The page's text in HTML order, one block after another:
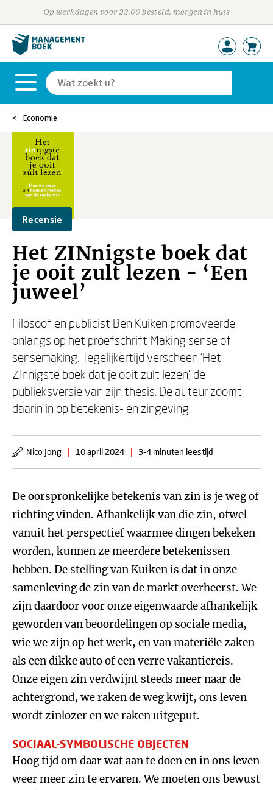
Op werkdagen voor 23:00 besteld, morgen in huis
Economie
Recensie
Het ZINnigste boek dat
je ooit zult lezen - ‘Een
juweel’
Filosoof en publicist Ben Kuiken promoveerde
onlangs op het proefschrift Making sense of
sensemaking. Tegelijkertijd verscheen ‘Het
ZInnigste boek dat je ooit zult lezen’, de
publieksversie van zijn thesis. De auteur zoomt
daarin in op betekenis- en zingeving.
Nico Jong | 10 april 2024 | 3-4 minuten leestijd
De oorspronkelijke betekenis van zin is je weg of
richting vinden. Afhankelijk van die zin, ofwel
vanuit het perspectief waarmee dingen bekeken
worden, kunnen ze meerdere betekenissen
hebben. De stelling van Kuiken is dat in onze
samenleving de zin van de markt overheerst. We
zijn daardoor voor onze eigenwaarde afhankelijk
geworden van beoordelingen op sociale media,
wie we zijn op het werk, en van materiële zaken
als een dikke auto of een verre vakantiereis.
Onze eigen zin verdwijnt steeds meer naar de
achtergrond, we raken de weg kwijt, ons leven
wordt zinlozer en we raken uitgeput.
SOCIAAL-SYMBOLISCHE OBJECTEN
Hoog tijd om daar wat aan te doen en in ons leven
weer meer zin te ervaren. We moeten ons bewust